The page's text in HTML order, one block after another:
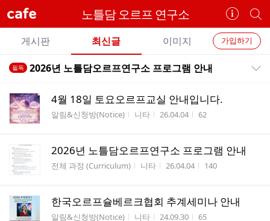
cafe 노틀담 오르프 연구소
카
페
정
보
개
별
카
페
검
카
페
메
뉴
가입하기
게시판 최신글 이미지
전
글
트
필독 2026년 노틀담오르프연구소 프로그램 안내
4월 18일 토요오르프교실 안내입니다.
게시판명
알림&신청방(Notice) 작성자
니타 작성시간
26.04.04 조회수
62
2026년 노틀담오르프연구소 프로그램 안내
게시판명
전체 과정 (Curriculum) 작성자
니타 작성시간
26.04.04 조회수
140
한국오르프슐베르크협회 추계세미나 안내
게시판명
알림&신청방(Notice) 작성자
니타 작성시간
24.09.30 조회수
65